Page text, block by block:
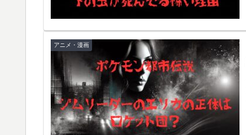
アニメ・漫画